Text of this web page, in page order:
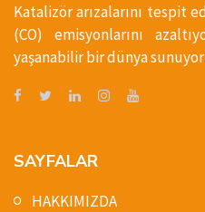
Katalizör arızalarını tespit
(CO) emisyonlarını
yaşanabilir bir dünya
SAYFALAR
HAKKIMIZDA